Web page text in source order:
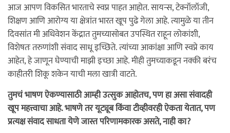
आज आपण विकसित भारताचे स्वप्न पाहत आहोत. सायन्स, टेक्नॉलॉजी,
शिक्षण आणि आरोग्य या क्षेत्रांत भारत खूप पुढे गेला आहे. त्यामुळे या तीन
दिवसांत मी अधिवेशन केंद्रात तुमच्यासोबत उपस्थित राहून लोकांशी,
विशेषतः तरुणांशी संवाद साधू इच्छिते. त्यांच्या आकांक्षा आणि स्वप्ने काय
आहेत, हे जाणून घेण्याची माझी इच्छा आहे. मीही तुमच्याकडून नक्की बरंच
काहीतरी शिकू शकेन याची मला खात्री वाटते.
तुमचं भाषण ऐकण्यासाठी आम्ही उत्सुक आहोतच, पण हा असा संवादही
खूप महत्त्वाचा आहे. भाषणे तर यूट्यूब किंवा टीव्हीवरही ऐकता येतात, पण
प्रत्यक्ष संवाद साधता येणे जास्त परिणामकारक असते, नाही का?